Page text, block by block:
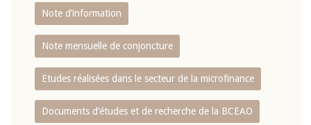
Note d’information
Note mensuelle de conjoncture
Etudes réalisées dans le secteur de la microfinance
Documents d’études et de recherche de la BCEAO